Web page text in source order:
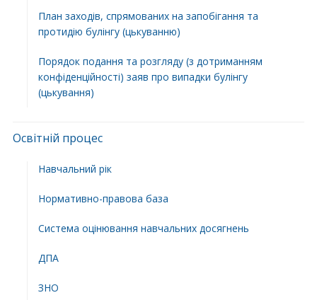
План заходів, спрямованих на запобігання та
протидію булінгу (цькуванню)
Порядок подання та розгляду (з дотриманням
конфіденційності) заяв про випадки булінгу
(цькування)
Освітній процес
Навчальний рік
Нормативно-правова база
Система оцінювання навчальних досягнень
ДПА
ЗНО